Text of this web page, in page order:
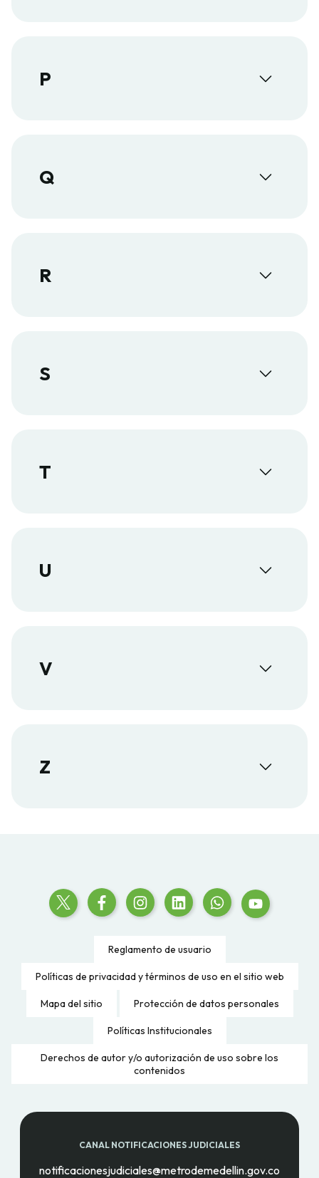
P
Q
R
S
T
U
V
Z
Reglamento de usuario
Políticas de privacidad y términos de uso en el sitio web
Mapa del sitio Protección de datos personales
Políticas Institucionales
Derechos de autor y/o autorización de uso sobre los
contenidos
CANAL NOTIFICACIONES JUDICIALES
notificacionesjudiciales@metrodemedellin.gov.co